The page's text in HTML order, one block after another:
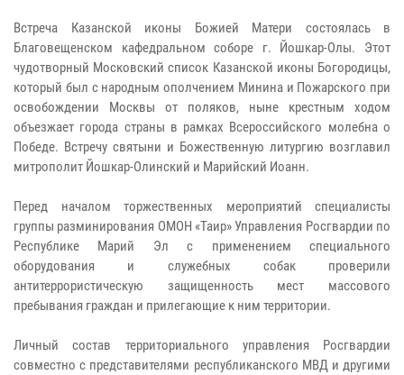
Встреча Казанской иконы Божией Матери состоялась в
Благовещенском кафедральном соборе г. Йошкар-Олы. Этот
чудотворный Московский список Казанской иконы Богородицы,
который был с народным ополчением Минина и Пожарского при
освобождении Москвы от поляков, ныне крестным ходом
объезжает города страны в рамках Всероссийского молебна о
Победе. Встречу святыни и Божественную литургию возглавил
митрополит Йошкар-Олинский и Марийский Иоанн.
Перед началом торжественных мероприятий специалисты
группы разминирования ОМОН «Таир» Управления Росгвардии по
Республике Марий Эл с применением специального
оборудования и служебных собак проверили
антитеррористическую защищенность мест массового
пребывания граждан и прилегающие к ним территории.
Личный состав территориального управления Росгвардии
совместно с представителями республиканского МВД и другими